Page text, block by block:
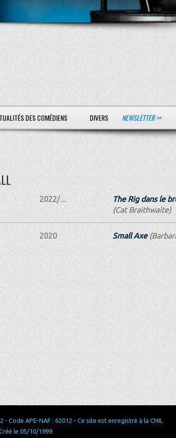
DES COMÉDIENS DIVERS NEWSLETTER >>
2022/....
The Rig dans le
(Cat Braithwaite)
2020 Small Axe
Code APE-NAF : 62012 - Ce site est enregistré à la CNIL
le 05/10/1999